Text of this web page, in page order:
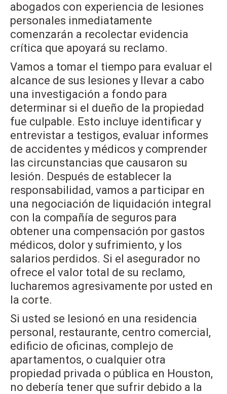
abogados con experiencia de lesiones
personales inmediatamente
comenzarán a recolectar evidencia
crítica que apoyará su reclamo.
Vamos a tomar el tiempo para evaluar el
alcance de sus lesiones y llevar a cabo
una investigación a fondo para
determinar si el dueño de la propiedad
fue culpable. Esto incluye identificar y
entrevistar a testigos, evaluar informes
de accidentes y médicos y comprender
las circunstancias que causaron su
lesión. Después de establecer la
responsabilidad, vamos a participar en
una negociación de liquidación integral
con la compañía de seguros para
obtener una compensación por gastos
médicos, dolor y sufrimiento, y los
salarios perdidos. Si el asegurador no
ofrece el valor total de su reclamo,
lucharemos agresivamente por usted en
la corte.
Si usted se lesionó en una residencia
personal, restaurante, centro comercial,
edificio de oficinas, complejo de
apartamentos, o cualquier otra
propiedad privada o pública en Houston,
no debería tener que sufrir debido a la